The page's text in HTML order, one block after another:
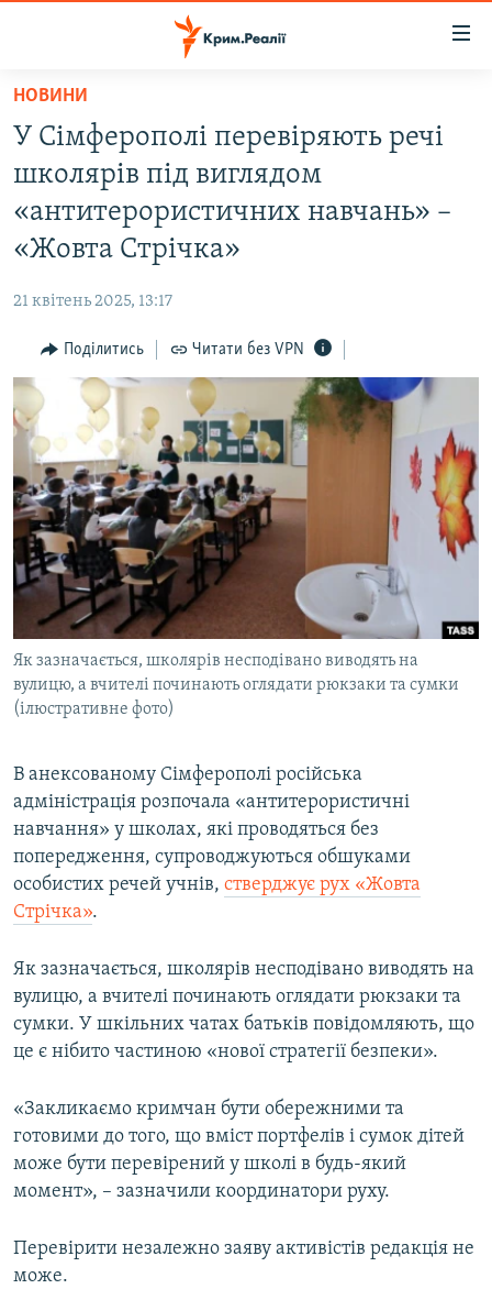
Перейти
основного
матеріалу
до
основної
Перейти
пошуку
НОВИНИ
ВОДА.КРИМ
ВІДЕО ТА ФОТО
ПОЛІТИКА
ІНТЕРВ'Ю
ВСЕ ЗА ДЕНЬ
СПЕЦПРОЕКТИ
ДЕПОРТАЦІЯ
ВІДЕОУРОКИ «ELIFBE»
СВІДЧЕННЯ ОКУПАЦІЇ
УКРАЇНСЬКА ПРОБЛЕМА КРИМУ
ІНФОГРАФІКА
ЯК ОБІЙТИ БЛОКУВАННЯ
Русский
Qırımtatar
ДОЛУЧАЙСЯ!
НОВИНИ
У Сімферополі перевіряють речі
школярів під виглядом
«антитерористичних навчань» –
«Жовта Стрічка»
21 квітень 2025, 13:17
Поділитись Читати без VPN
Як зазначається, школярів несподівано виводять на
вулицю, а вчителі починають оглядати рюкзаки та сумки
(ілюстративне фото)
В анексованому Сімферополі російська
адміністрація розпочала «антитерористичні
навчання» у школах, які проводяться без
попередження, супроводжуються обшуками
особистих речей учнів, стверджує рух «Жовта
Стрічка».
Як зазначається, школярів несподівано виводять на
вулицю, а вчителі починають оглядати рюкзаки та
сумки. У шкільних чатах батьків повідомляють, що
це є нібито частиною «нової стратегії безпеки».
«Закликаємо кримчан бути обережними та
готовими до того, що вміст портфелів і сумок дітей
може бути перевірений у школі в будь-який
момент», – зазначили координатори руху.
Перевірити незалежно заяву активістів редакція не
може.